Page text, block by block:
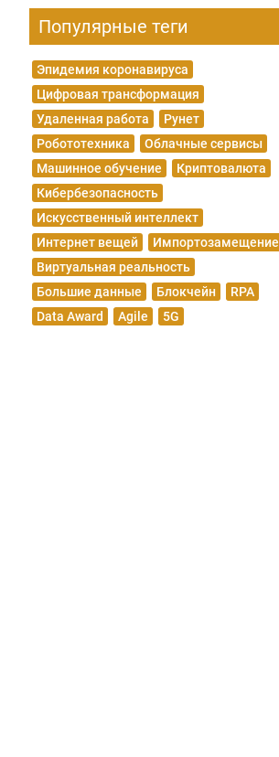
Популярные теги
Эпидемия коронавируса
Цифровая трансформация
Удаленная работа
Рунет
Робототехника
Облачные сервисы
Машинное обучение
Криптовалюта
Кибербезопасность
Искусственный интеллект
Интернет вещей
Импортозамещение
Виртуальная реальность
Большие данные
Блокчейн
RPA
Data Award
Agile 5G